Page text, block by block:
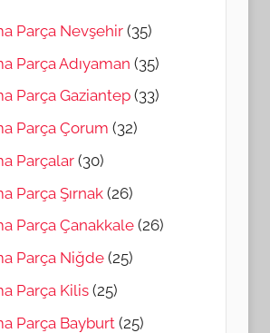
Parça Nevşehir (35)
Parça Adıyaman (35)
Parça Gaziantep (33)
Parça Çorum (32)
Parçalar (30)
Parça Şırnak (26)
Parça Çanakkale (26)
Parça Niğde (25)
Parça Kilis (25)
Parça Bayburt (25)